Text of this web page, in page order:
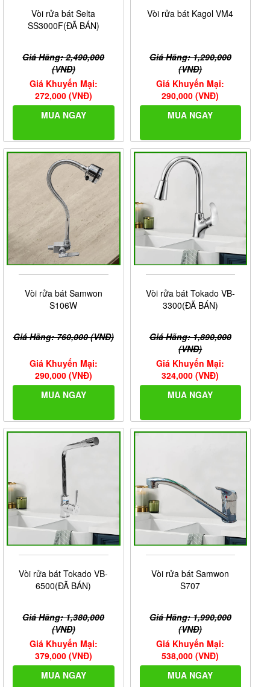
Vòi rửa bát Selta
SS3000F(ĐÃ BÁN)
Giá Hãng: 2,490,000
(VNĐ)
Giá Khuyến Mại:
272,000 (VNĐ)
MUA NGAY
Vòi rửa bát Kagol VM4
Giá Hãng: 1,290,000
(VNĐ)
Giá Khuyến Mại:
290,000 (VNĐ)
MUA NGAY
Vòi rửa bát Samwon
S106W
Giá Hãng: 760,000 (VNĐ)
Giá Khuyến Mại:
290,000 (VNĐ)
MUA NGAY
Vòi rửa bát Tokado VB-
3300(ĐÃ BÁN)
Giá Hãng: 1,890,000
(VNĐ)
Giá Khuyến Mại:
324,000 (VNĐ)
MUA NGAY
Vòi rửa bát Tokado VB-
6500(ĐÃ BÁN)
Giá Hãng: 1,380,000
(VNĐ)
Giá Khuyến Mại:
379,000 (VNĐ)
MUA NGAY
Vòi rửa bát Samwon
S707
Giá Hãng: 1,990,000
(VNĐ)
Giá Khuyến Mại:
538,000 (VNĐ)
MUA NGAY